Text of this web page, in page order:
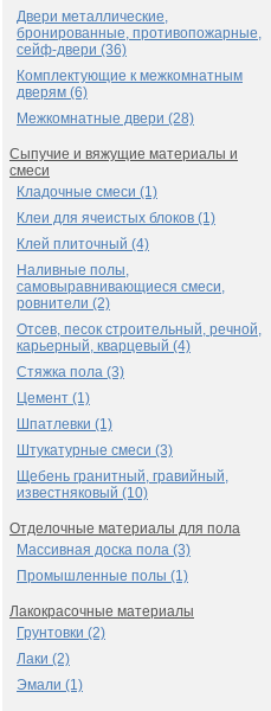
Двери металлические,
бронированные, противопожарные,
сейф-двери (36)
Комплектующие к межкомнатным
дверям (6)
Межкомнатные двери (28)
Сыпучие и вяжущие материалы и
смеси
Кладочные смеси (1)
Клеи для ячеистых блоков (1)
Клей плиточный (4)
Наливные полы,
самовыравнивающиеся смеси,
ровнители (2)
Отсев, песок строительный, речной,
карьерный, кварцевый (4)
Стяжка пола (3)
Цемент (1)
Шпатлевки (1)
Штукатурные смеси (3)
Щебень гранитный, гравийный,
известняковый (10)
Отделочные материалы для пола
Массивная доска пола (3)
Промышленные полы (1)
Лакокрасочные материалы
Грунтовки (2)
Лаки (2)
Эмали (1)